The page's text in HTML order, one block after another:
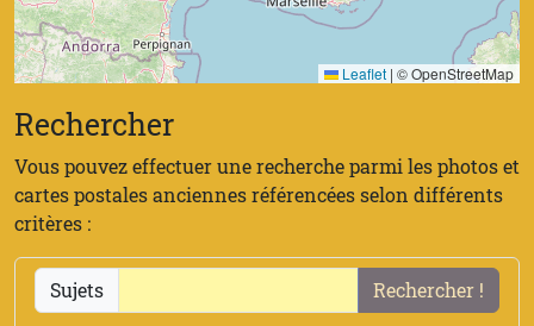
Leaflet | © OpenStreetMap
Rechercher
Vous pouvez effectuer une recherche parmi les photos et
cartes postales anciennes référencées selon différents
critères :
Sujets Rechercher !